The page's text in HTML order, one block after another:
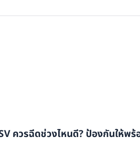
ควรฉีดช่วงไหนดี? ป้องกันให้พร้